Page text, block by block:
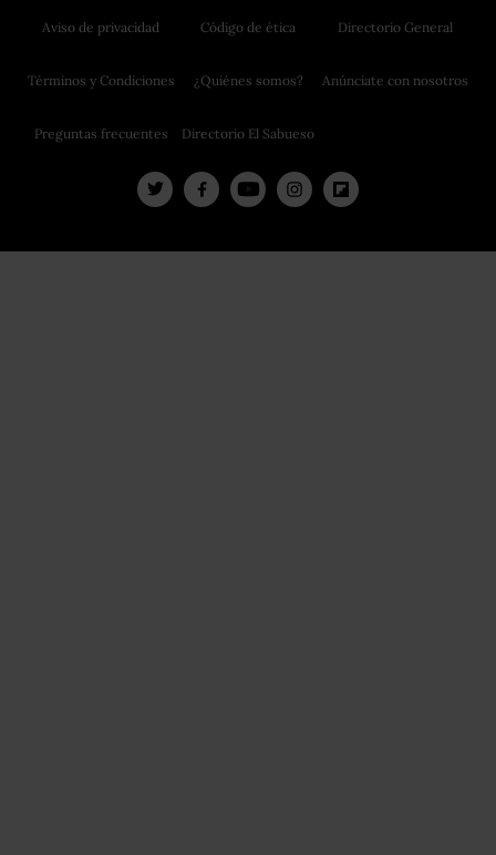
Aviso de privacidad
Términos y Condiciones
Preguntas frecuentes
Código de ética
¿Quiénes somos?
Directorio El Sabueso
Directorio General
Anúnciate con nosotros